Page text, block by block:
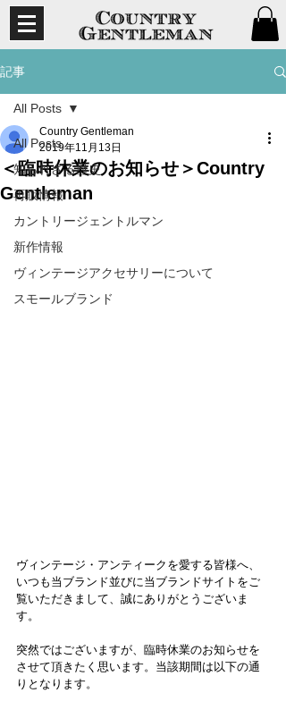
記事
All Posts
知られざる歴史
再販情報
カントリージェントルマン
新作情報
ヴィンテージアクセサリーについて
スモールブランド
All Posts
＜臨時休業のお知らせ＞Country
Gentleman
Country Gentleman
2019年11月13日
ヴィンテージ・アンティークを愛する皆様へ、
いつも当ブランド並びに当ブランドサイトをご
覧いただきまして、誠にありがとうございま
す。
突然ではございますが、臨時休業のお知らせを
させて頂きたく思います。当該期間は以下の通
りとなります。